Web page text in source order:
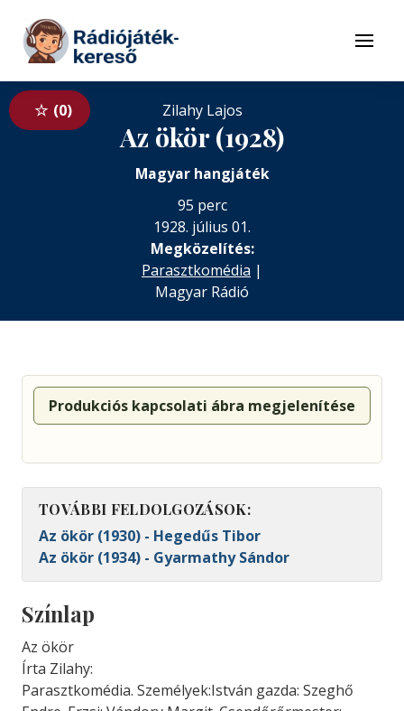
Tovább a tartalomhoz
Menü
0 Zilahy Lajos
Az ökör (1928)
Magyar hangjáték
95 perc
1928. július 01.
Megközelítés:
Parasztkomédia |
Magyar Rádió
Produkciós kapcsolati ábra megjelenítése
TOVÁBBI FELDOLGOZÁSOK:
Az ökör (1930) - Hegedűs Tibor
Az ökör (1934) - Gyarmathy Sándor
Színlap
Az ökör
Írta Zilahy:
Parasztkomédia. Személyek:István gazda: Szeghő